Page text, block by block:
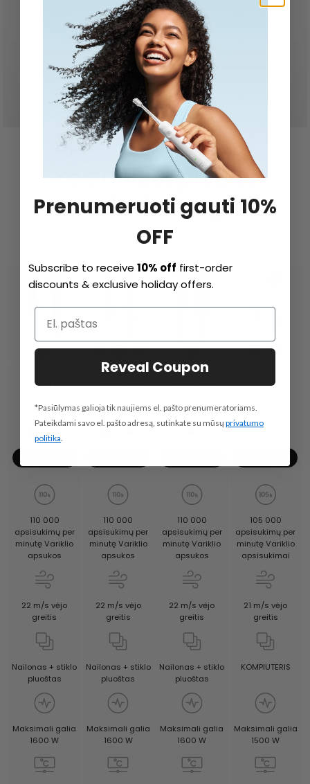
Pasirinkite plaukų
džiovintuvą.
Swift
110 000
apsisukimų per
minutę Variklio
apsukos
22 m/s vėjo
greitis
Nailonas + stiklo
pluoštas
Maksimali galia
1600 W
Swift
Specialusis
110 000
apsisukimų per
minutę Variklio
apsukos
22 m/s vėjo
greitis
Nailonas + stiklo
pluoštas
Maksimali galia
1600 W
"Swift
Premium
110 000
apsisukimų per
minutę Variklio
apsukos
22 m/s vėjo
greitis
Nailonas + stiklo
pluoštas
Maksimali galia
1600 W
SE
105 000
apsisukimų per
minutę Variklio
apsisukimai
21 m/s vėjo
greitis
KOMPIUTERIS
Maksimali galia
1500 W
Prenumeruoti gauti 10%
OFF
Subscribe to receive10% off first-order
discounts & exclusive holiday offers.
Reveal Coupon
*Pasiūlymas galioja tik naujiems el. pašto prenumeratoriams.
Pateikdami savo el. pašto adresą, sutinkate su mūsųprivatumo
politika